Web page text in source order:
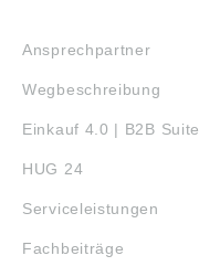
Ansprechpartner
Wegbeschreibung
Einkauf 4.0 | B2B Suite
HUG 24
Serviceleistungen
Fachbeiträge